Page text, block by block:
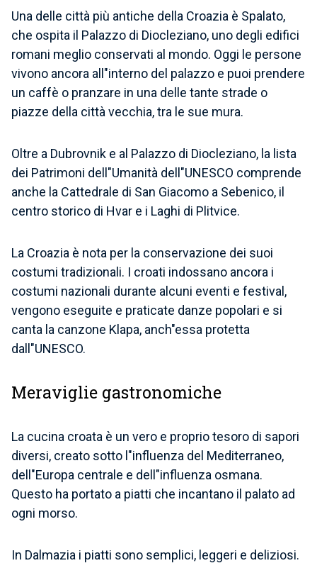
Una delle città più antiche della Croazia è Spalato,
che ospita il Palazzo di Diocleziano, uno degli edifici
romani meglio conservati al mondo. Oggi le persone
vivono ancora all"interno del palazzo e puoi prendere
un caffè o pranzare in una delle tante strade o
piazze della città vecchia, tra le sue mura.
Oltre a Dubrovnik e al Palazzo di Diocleziano, la lista
dei Patrimoni dell"Umanità dell"UNESCO comprende
anche la Cattedrale di San Giacomo a Sebenico, il
centro storico di Hvar e i Laghi di Plitvice.
La Croazia è nota per la conservazione dei suoi
costumi tradizionali. I croati indossano ancora i
costumi nazionali durante alcuni eventi e festival,
vengono eseguite e praticate danze popolari e si
canta la canzone Klapa, anch"essa protetta
dall"UNESCO.
Meraviglie gastronomiche
La cucina croata è un vero e proprio tesoro di sapori
diversi, creato sotto l"influenza del Mediterraneo,
dell"Europa centrale e dell"influenza osmana.
Questo ha portato a piatti che incantano il palato ad
ogni morso.
In Dalmazia i piatti sono semplici, leggeri e deliziosi.